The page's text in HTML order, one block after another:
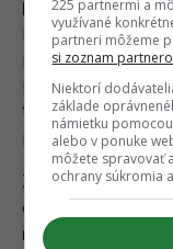
psychopatický
prípade mohol
pred svojimi
početnosť obetí
teóriu väčšina
pravdepodobnú.
Z ďalších
do úvahy, je
nejakého
225 partnermi a
využívané
partneri môžeme
si zoznam
Niektorí
základe
námietku
alebo v ponuke
môžete spravovať
ochrany súkromia